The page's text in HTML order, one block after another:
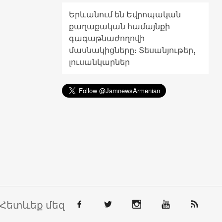
Երևանում են Եվրոպական
քաղաքական համայնքի
գագաթնաժողովի
մասնակիցները։ Տեսանյութեր,
լուսանկարներ
Հետևեք մեզ